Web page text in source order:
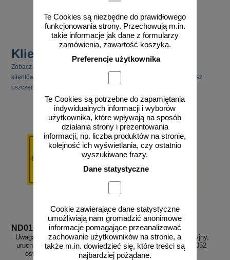
Te Cookies są niezbędne do prawidłowego
funkcjonowania strony. Przechowują m.in.
takie informacje jak dane z formularzy
zamówienia, zawartość koszyka.
Preferencje użytkownika
Te Cookies są potrzebne do zapamiętania
indywidualnych informacji i wyborów
użytkownika, które wpływają na sposób
działania strony i prezentowania
informacji, np. liczba produktów na stronie,
kolejność ich wyświetlania, czy ostatnio
wyszukiwane frazy.
Dane statystyczne
Cookie zawierające dane statystyczne
umożliwiają nam gromadzić anonimowe
informacje pomagające przeanalizować
zachowanie użytkowników na stronie, a
także m.in. dowiedzieć się, które treści są
najbardziej pożądane.
Klienci kupili również
Zobacz jakie inne produkty cieszyły się zainteresowaniem naszych
klientów. Pamiętaj, że kupując kilka produktów jednocześnie możesz
oszczędzić na kosztach transportu.
ND016_Z
Uwaga! Awaria lub naprawa. Nie
uruchamiać, nie włączać - znak
ostrzegający, informujący
PA052
Szkło 1 - znak informacyjny,
segregacja śmieci - PA052